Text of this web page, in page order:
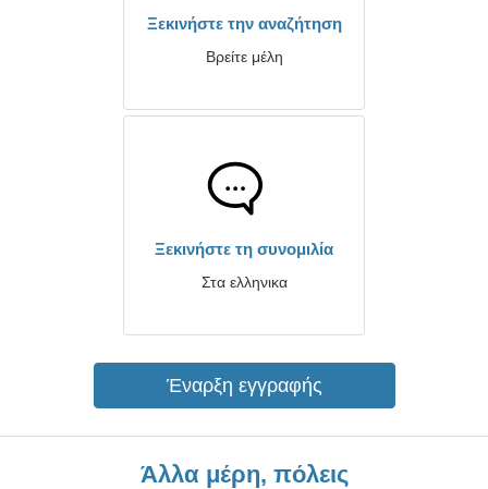
Ξεκινήστε την αναζήτηση
Βρείτε μέλη
Ξεκινήστε τη συνομιλία
Στα ελληνικα
Έναρξη εγγραφής
Άλλα μέρη, πόλεις